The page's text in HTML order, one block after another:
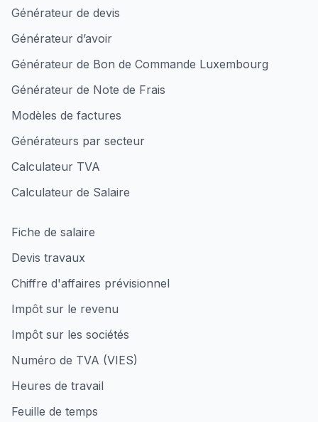
Générateur de devis
Générateur d’avoir
Générateur de Bon de Commande Luxembourg
Générateur de Note de Frais
Modèles de factures
Générateurs par secteur
Calculateur TVA
Calculateur de Salaire
Fiche de salaire
Devis travaux
Chiffre d'affaires prévisionnel
Impôt sur le revenu
Impôt sur les sociétés
Numéro de TVA (VIES)
Heures de travail
Feuille de temps